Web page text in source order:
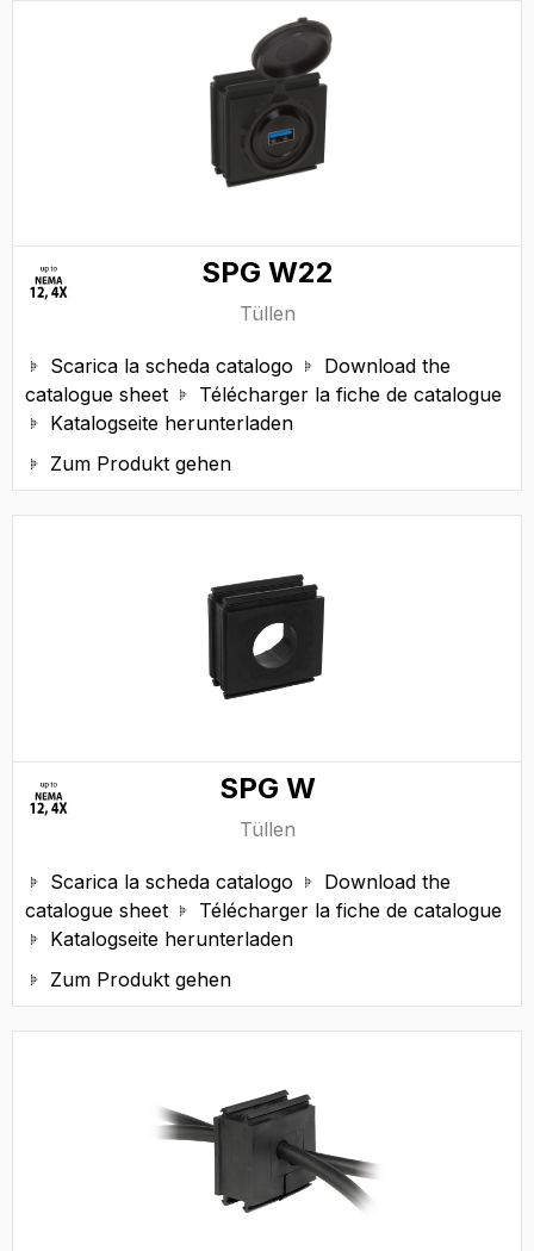
SPG W22
Tüllen
 Scarica la scheda catalogo 
Download the
catalogue sheet
 Télécharger la fiche de catalogue
 Katalogseite herunterladen
 Zum Produkt gehen
SPG W
Tüllen
 Scarica la scheda catalogo 
Download the
catalogue sheet
 Télécharger la fiche de catalogue
 Katalogseite herunterladen
 Zum Produkt gehen